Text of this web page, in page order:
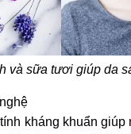
và sữa tươi giúp da
kháng khuẩn giúp